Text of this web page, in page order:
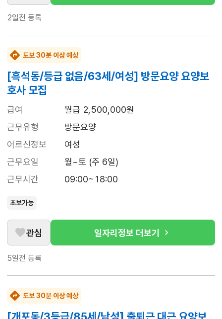
2일전 등록
도보 30분 이상 예상
[흑석동/등급 없음/63세/여성] 방문요양 요양보
호사 모집
급여
월급 2,500,000원
근무유형
방문요양
어르신정보
여성
근무요일
월~토 (주 6일)
근무시간
09:00~18:00
초보가능
관심 일자리정보 더보기
5일전 등록
도보 30분 이상 예상